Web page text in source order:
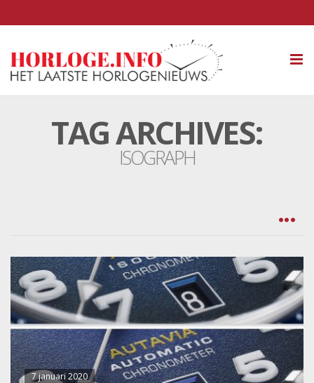
TAG ARCHIVES:
ISOGRAPH
7 januari 2020